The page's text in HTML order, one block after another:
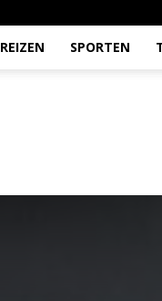
REIZEN SPORTEN